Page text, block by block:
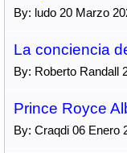
By: ludo 20 Marzo
La conciencia
By: Roberto Randall
Prince Royce
By: Craqdi 06 Enero